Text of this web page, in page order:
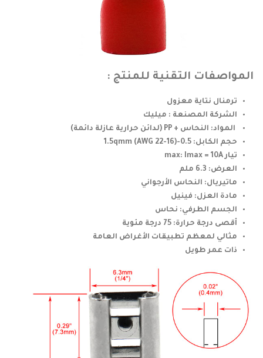
المواصفات التقنية للمنتج :
ترمنال نتاية معزول
الشركة المصنعة : ميليك
المواد: النحاس + PP (لدائن حرارية عازلة دائمة)
حجم الكابل: 0.5-1.5qmm (AWG 22-16)
تيار max: Imax = 10A
العرض: 6.3 ملم
ماتيريال: النحاس الأرجواني
مادة العزل: فينيل
الجسم الطرفي: نحاس
أقصى درجة حرارة: 75 درجة مئوية
مثالي لمعظم تطبيقات الأغراض العامة
ذات عمر طويل